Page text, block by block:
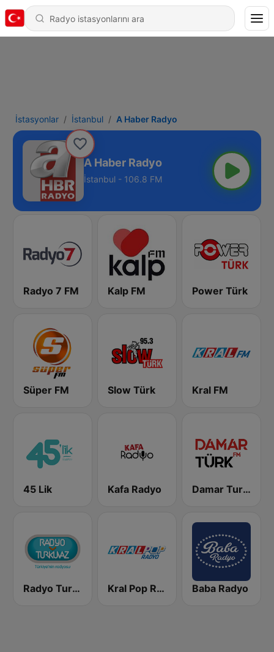
İstasyonlar İstanbul A Haber Radyo
A Haber Radyo
İstanbul - 106.8 FM
Radyo 7 FM Kalp FM Power Türk
Süper FM Slow Türk Kral FM
45 Lik Kafa Radyo Damar Turk FM
Radyo Turkuvaz Kral Pop Radyo Baba Radyo